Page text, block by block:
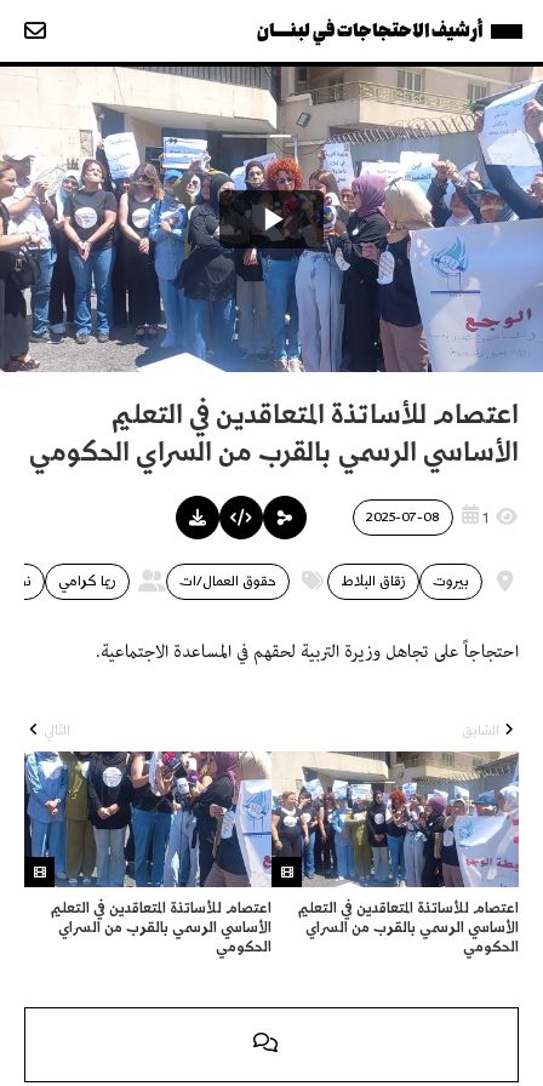
أرشيف الاحتجاجات في لبنــــان
اعتصام للأساتذة المتعاقدين في التعليم
الأساسي الرسمي بالقرب من السراي الحكومي
1
2025-07-08
بيروت زقاق البلاط حقوق العمال/ات ريما كرامي
احتجاجاً على تجاهل وزيرة التربية لحقهم في المساعدة الاجتماعية.
السّابق
اعتصام للأساتذة المتعاقدين في التعليم
الأساسي الرسمي بالقرب من السراي
الحكومي
التّالي
اعتصام للأساتذة المتعاقدين في التعليم
الأساسي الرسمي بالقرب من السراي
الحكومي